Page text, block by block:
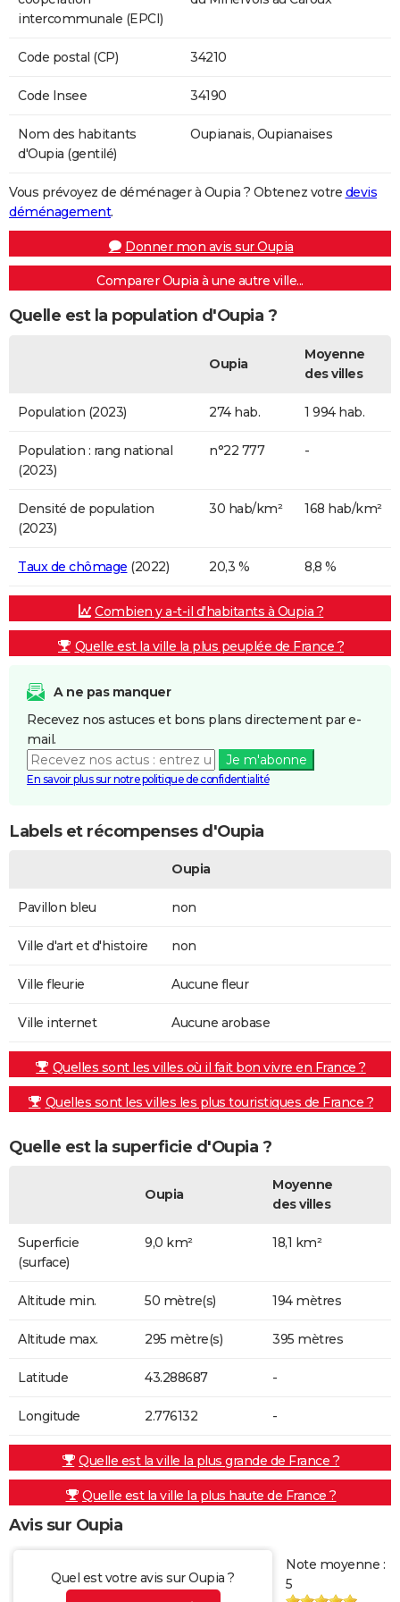
intercommunale (EPCI)
Code postal (CP) 34210
Code Insee 34190
Nom des habitants
d'Oupia (gentilé)
Oupianais, Oupianaises
Vous prévoyez de déménager à Oupia ? Obtenez votre devis
déménagement.
Donner mon avis sur Oupia
Comparer Oupia à une autre ville...
Quelle est la population d'Oupia ?
Oupia
Moyenne
des villes
Population (2023) 274 hab. 1 994 hab.
Population : rang national
(2023)
n°22 777 -
Densité de population
(2023)
30 hab/km² 168 hab/km²
Taux de chômage (2022) 20,3 % 8,8 %
Combien y a-t-il d'habitants à Oupia ?
Quelle est la ville la plus peuplée de France ?
A ne pas manquer
Recevez nos astuces et bons plans directement par e-
mail.
Je m'abonne
En savoir plus sur notre politique de confidentialité
Labels et récompenses d'Oupia
Oupia
Pavillon bleu non
Ville d'art et d'histoire non
Ville fleurie Aucune fleur
Ville internet Aucune arobase
Quelles sont les villes où il fait bon vivre en France ?
Quelles sont les villes les plus touristiques de France ?
Quelle est la superficie d'Oupia ?
Oupia
Moyenne
des villes
Superficie
(surface)
9,0 km² 18,1 km²
Altitude min. 50 mètre(s) 194 mètres
Altitude max. 295 mètre(s) 395 mètres
Latitude 43.288687 -
Longitude 2.776132 -
Quelle est la ville la plus grande de France ?
Quelle est la ville la plus haute de France ?
Avis sur Oupia
Quel est votre avis sur Oupia ?
Note moyenne :
5